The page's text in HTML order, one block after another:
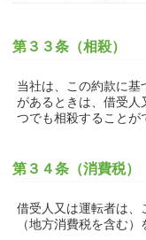
第３３条（相殺）
当社は、この約款に基
があるときは、借受人
つでも相殺することが
第３４条（消費税）
借受人又は運転者は、
（地方消費税を含む